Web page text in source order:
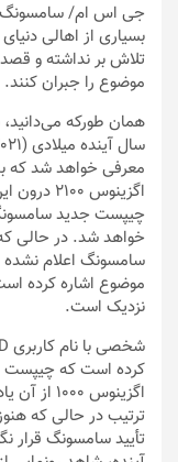
جی اس ام
بسیاری از اهالی
موضوع را جبران کنند.
معرفی خواهد شد که
اگزینوس
چیپست جدید
خواهد شد. در حالی
سامسونگ اعلام نشده
نزدیک است.
اگزینوس
ترتیب در حالی که
تأیید سامسونگ قرار